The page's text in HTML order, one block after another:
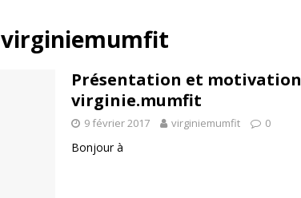
virginiemumfit
Présentation et motivation
virginie.mumfit
9 février 2017 virginiemumfit 0
Bonjour à